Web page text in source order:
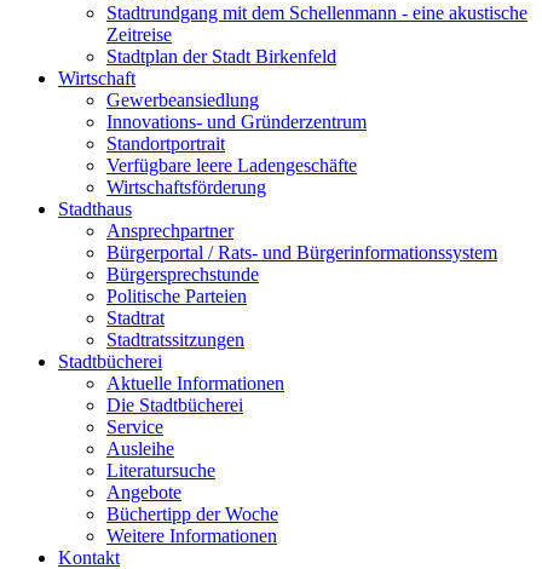
Stadtrundgang mit dem Schellenmann - eine akustische
Zeitreise
Stadtplan der Stadt Birkenfeld
Wirtschaft
Gewerbeansiedlung
Innovations- und Gründerzentrum
Standortportrait
Verfügbare leere Ladengeschäfte
Wirtschaftsförderung
Stadthaus
Ansprechpartner
Bürgerportal / Rats- und Bürgerinformationssystem
Bürgersprechstunde
Politische Parteien
Stadtrat
Stadtratssitzungen
Stadtbücherei
Aktuelle Informationen
Die Stadtbücherei
Service
Ausleihe
Literatursuche
Angebote
Büchertipp der Woche
Weitere Informationen
Kontakt